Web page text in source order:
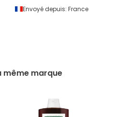
Envoyé depuis: France
même marque